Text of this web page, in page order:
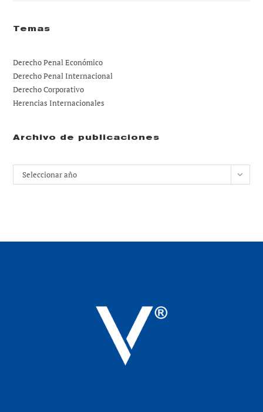
Temas
Derecho Penal Económico
Derecho Penal Internacional
Derecho Corporativo
Herencias Internacionales
Archivo de publicaciones
Archivos
Seleccionar año